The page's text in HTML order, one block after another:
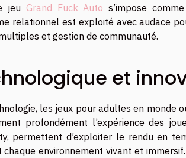
jeu Grand Fuck Auto s’impose
relationnel est exploité avec audace
et gestion de communauté.
et
les jeux pour adultes en monde
profondément l’expérience des
permettent d’exploiter le rendu en
environnement vivant et